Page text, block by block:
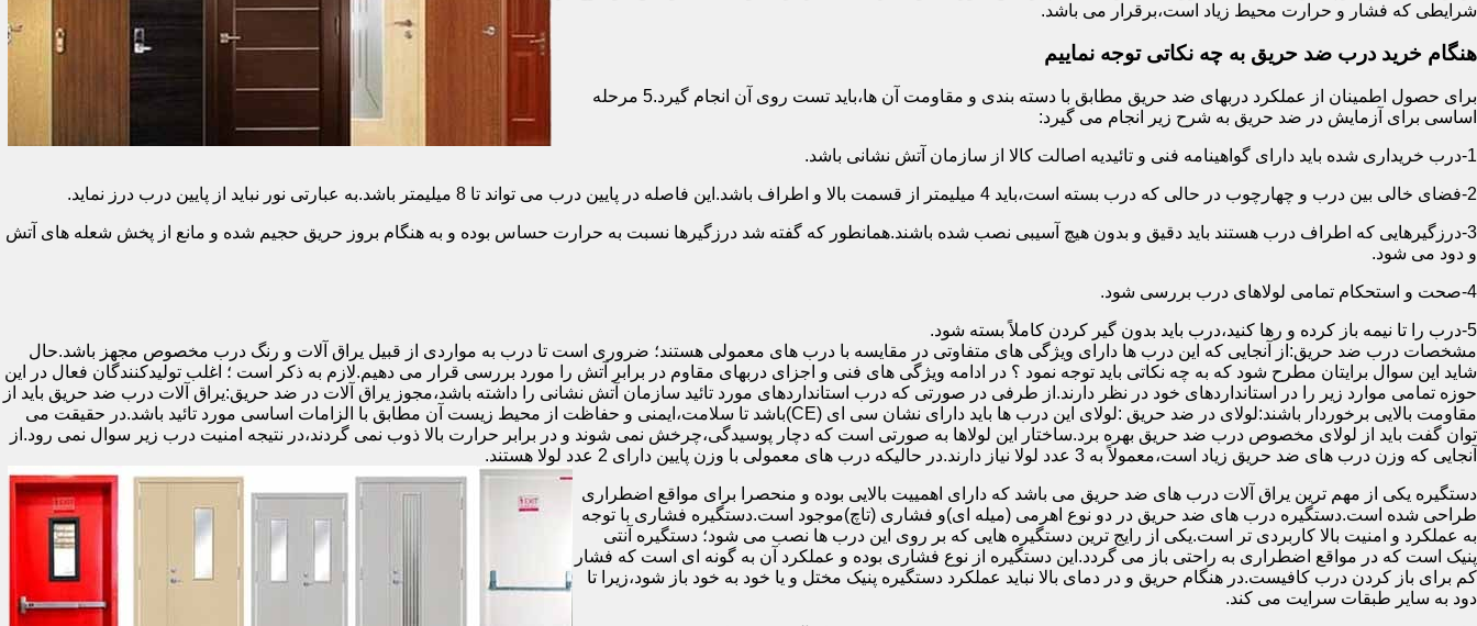
شرایطی که فشار و حرارت محیط زیاد است،برقرار می باشد.
هنگام خرید درب ضد حریق به چه نکاتی توجه نماییم
برای حصول اطمینان از عملکرد دربهای ضد حریق مطابق با دسته بندی و مقاومت آن ها،باید تست روی آن انجام گیرد.5 مرحله
اساسی برای آزمایش در ضد حریق به شرح زیر انجام می گیرد:
1-درب خریداری شده باید دارای گواهینامه فنی و تائیدیه اصالت کالا از سازمان آتش نشانی باشد.
2-فضای خالی بین درب و چهارچوب در حالی که درب بسته است،باید 4 میلیمتر از قسمت بالا و اطراف باشد.این فاصله در پایین درب می تواند تا 8 میلیمتر باشد.به عبارتی نور نباید از پایین درب درز نماید.
3-درزگیرهایی که اطراف درب هستند باید دقیق و بدون هیچ آسیبی نصب شده باشند.همانطور که گفته شد درزگیرها نسبت به حرارت حساس بوده و به هنگام بروز حریق حجیم شده و مانع از پخش شعله های آتش
و دود می شود.
4-صحت و استحکام تمامی لولاهای درب بررسی شود.
5-درب را تا نیمه باز کرده و رها کنید،درب باید بدون گیر کردن کاملاً بسته شود.
مشخصات درب ضد حریق:از آنجایی که این درب ها دارای ویژگی های متفاوتی در مقایسه با درب های معمولی هستند؛ ضروری است تا درب به مواردی از قبیل یراق آلات و رنگ درب مخصوص مجهز باشد.حال
شاید این سوال برایتان مطرح شود که به چه نکاتی باید توجه نمود ؟ در ادامه ویژگی های فنی و اجزای دربهای مقاوم در برابر آتش را مورد بررسی قرار می دهیم.لازم به ذکر است ؛ اغلب تولیدکنندگان فعال در این
حوزه تمامی موارد زیر را در استانداردهای خود در نظر دارند.از طرفی در صورتی که درب استانداردهای مورد تائید سازمان آتش نشانی را داشته باشد،مجوز یراق آلات در ضد حریق:یراق آلات درب ضد حریق باید از
مقاومت بالایی برخوردار باشند:لولای در ضد حریق :لولای این درب ها باید دارای نشان سی ای (CE)باشد تا سلامت،ایمنی و حفاظت از محیط زیست آن مطابق با الزامات اساسی مورد تائید باشد.در حقیقت می
توان گفت باید از لولای مخصوص درب ضد حریق بهره برد.ساختار این لولاها به صورتی است که دچار پوسیدگی،چرخش نمی شوند و در برابر حرارت بالا ذوب نمی گردند،در نتیجه امنیت درب زیر سوال نمی رود.از
آنجایی که وزن درب های ضد حریق زیاد است،معمولاً به 3 عدد لولا نیاز دارند.در حالیکه درب های معمولی با وزن پایین دارای 2 عدد لولا هستند.
دستگیره یکی از مهم ترین یراق آلات درب های ضد حریق می باشد که دارای اهمییت بالایی بوده و منحصرا برای مواقع اضطراری
طراحی شده است.دستگیره درب های ضد حریق در دو نوع اهرمی (میله ای)و فشاری (تاچ)موجود است.دستگیره فشاری با توجه
به عملکرد و امنیت بالا کاربردی تر است.یکی از رایج ترین دستگیره هایی که بر روی این درب ها نصب می شود؛ دستگیره آنتی
پنیک است که در مواقع اضطراری به راحتی باز می گردد.این دستگیره از نوع فشاری بوده و عملکرد آن به گونه ای است که فشار
کم برای باز کردن درب کافیست.در هنگام حریق و در دمای بالا نباید عملکرد دستگیره پنیک مختل و یا خود به خود باز شود،زیرا تا
دود به سایر طبقات سرایت می کند.